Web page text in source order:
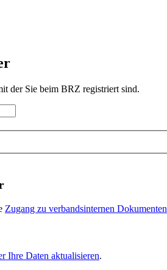
der Sie beim BRZ registriert sind.
Zugang zu verbandsinternen Dokumenten
Ihre Daten aktualisieren.